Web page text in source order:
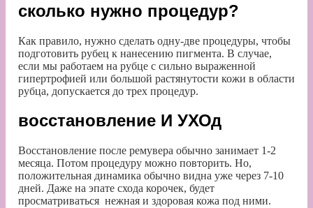
сколько нужно процедур?
Как правило, нужно сделать одну-две процедуры, чтобы
подготовить рубец к нанесению пигмента. В случае,
если мы работаем на рубце с сильно выраженной
гипертрофией или большой растянутости кожи в области
рубца, допускается до трех процедур.
восстановление И УХОд
Восстановление после ремувера обычно занимает 1-2
месяца. Потом процедуру можно повторить. Но,
положительная динамика обычно видна уже через 7-10
дней. Даже на эпате схода корочек, будет
просматриваться нежная и здоровая кожа под ними.